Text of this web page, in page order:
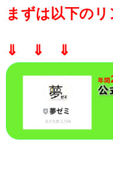
まずは以下の
⇓ ⇓ ⇓